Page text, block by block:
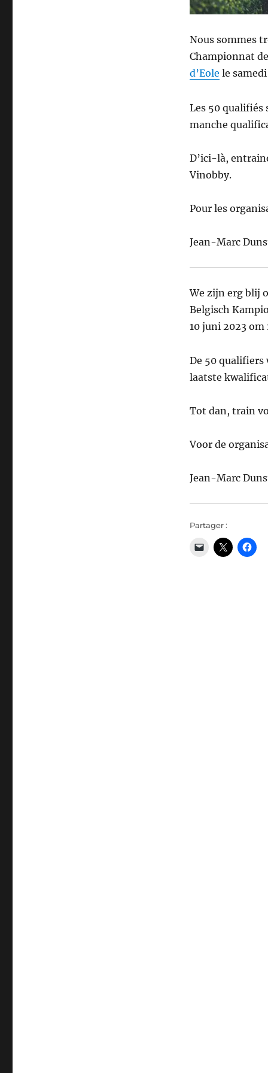
Nous sommes
Championnat
d’Eole le
Les 50 qualifiés
manche
D’ici-là,
Vinobby.
Pour les
Jean-Marc
We zijn erg blij
Belgisch
10 juni 2023 om
De 50 qualifiers
laatste
Tot dan, train
Voor de
Jean-Marc
Partager :
dégustation